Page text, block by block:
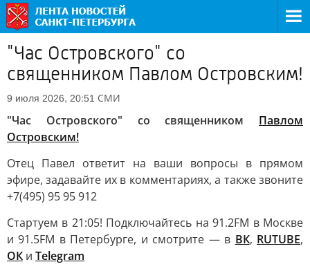
"Час Островского" со
священником Павлом Островским!
9 июля 2026, 20:51 СМИ
"Час Островского" со священником Павлом
Островским!
Отец Павел ответит на ваши вопросы в прямом
эфире, задавайте их в комментариях, а также звоните
+7(495) 95 95 912
Стартуем в 21:05! Подключайтесь на 91.2FM в Москве
и 91.5FM в Петербурге, и смотрите — в ВК, RUTUBE,
ОК и Telegram